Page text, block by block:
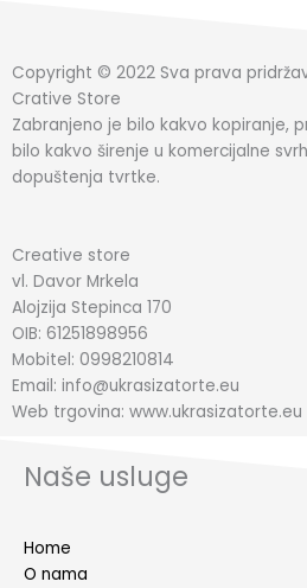
Copyright © 2022 Sva prava
Crative Store
Zabranjeno je bilo kakvo kopiranje,
bilo kakvo širenje u komercijalne
dopuštenja tvrtke.
Creative store
vl. Davor Mrkela
Alojzija Stepinca 170
OIB: 61251898956
Mobitel: 0998210814
Email: info@ukrasizatorte.eu
Web trgovina: www.ukrasizatorte.eu
Naše usluge
Home
O nama